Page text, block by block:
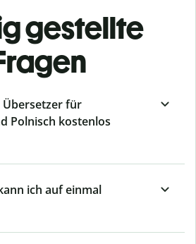
gestellte
Übersetzer für
Polnisch kostenlos
ich auf einmal